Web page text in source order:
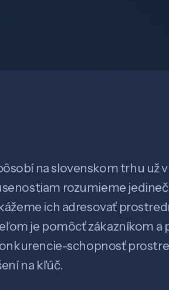
na slovenskom trhu už
rozumieme
ich adresovať
je pomôcť zákazníkom
schopnosť
na kľúč.